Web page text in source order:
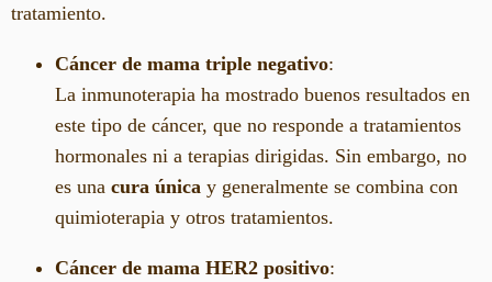
tratamiento.
Cáncer de mama triple negativo:
La inmunoterapia ha mostrado buenos resultados en
este tipo de cáncer, que no responde a tratamientos
hormonales ni a terapias dirigidas. Sin embargo, no
es una cura única y generalmente se combina con
quimioterapia y otros tratamientos.
Cáncer de mama HER2 positivo: